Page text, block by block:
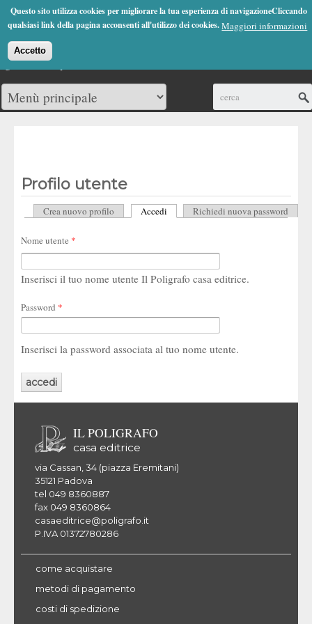
Questo sito utilizza cookies per migliorare la tua esperienza di navigazioneCliccando
qualsiasi link della pagina acconsenti all'utilizzo dei cookies.Maggiori informazioni
Accetto
Jump to Navigation
(0)
Profilo utente
Schede primarie
Crea nuovo profilo Accedi (scheda attiva)
Richiedi nuova password
Nome utente *
Inserisci il tuo nome utente Il Poligrafo casa editrice.
Password *
Inserisci la password associata al tuo nome utente.
IL POLIGRAFO
casa editrice
via Cassan, 34 (piazza Eremitani)
35121 Padova
tel 049 8360887
fax 049 8360864
casaeditrice@poligrafo.it
P.IVA 01372780286
come acquistare
metodi di pagamento
costi di spedizione